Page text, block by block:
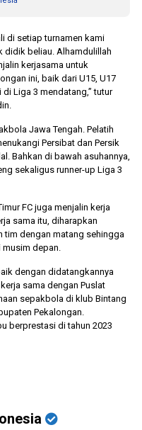
di setiap turnamen kami
didik beliau. Alhamdulillah
kerjasama untuk
ini, baik dari U15, U17
Liga 3 mendatang,” tutur
Jawa Tengah. Pelatih
Persibat dan Persik
Bahkan di bawah asuhannya,
sekaligus runner-up Liga 3
FC juga menjalin kerja
sama itu, diharapkan
tim dengan matang sehingga
depan.
dengan didatangkannya
sama dengan Puslat
sepakbola di klub Bintang
Pekalongan.
berprestasi di tahun 2023